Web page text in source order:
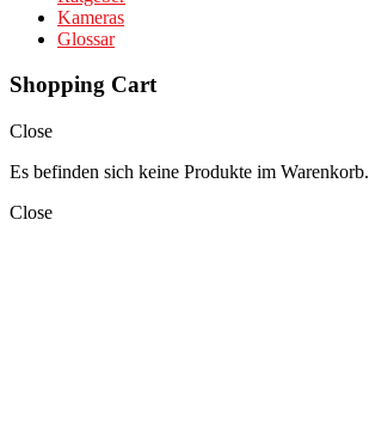
Kameras
Glossar
Shopping Cart
Close
Es befinden sich keine Produkte im Warenkorb.
Close